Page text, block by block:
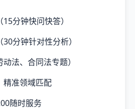
分钟快问快答）
分钟针对性分析）
法、合同法专题）
精准领域匹配
随时服务